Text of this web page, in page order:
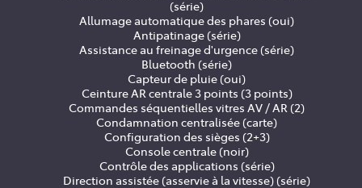
(série)
Allumage automatique des phares (oui)
Antipatinage (série)
Assistance au freinage d'urgence (série)
Bluetooth (série)
Capteur de pluie (oui)
Ceinture AR centrale 3 points (3 points)
Commandes séquentielles vitres AV / AR (2)
Condamnation centralisée (carte)
Configuration des sièges (2+3)
Console centrale (noir)
Contrôle des applications (série)
Direction assistée (asservie à la vitesse) (série)